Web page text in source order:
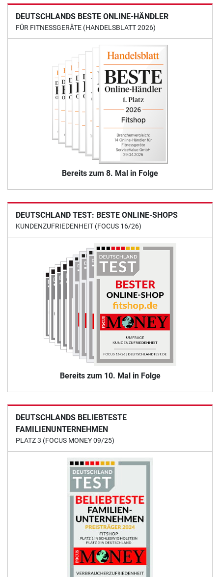
DEUTSCHLANDS BESTE ONLINE-HÄNDLER
FÜR FITNESSGERÄTE (HANDELSBLATT 2026)
Bereits zum 8. Mal in Folge
DEUTSCHLAND TEST: BESTE ONLINE-SHOPS
KUNDENZUFRIEDENHEIT (FOCUS 16/26)
Bereits zum 10. Mal in Folge
DEUTSCHLANDS BELIEBTESTE
FAMILIENUNTERNEHMEN
PLATZ 3 (FOCUS MONEY 09/25)